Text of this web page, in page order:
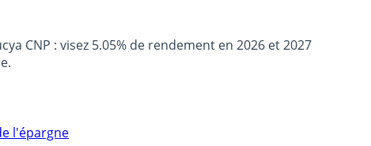
CNP : visez 5.05% de rendement en 2026 et 2027
l'épargne